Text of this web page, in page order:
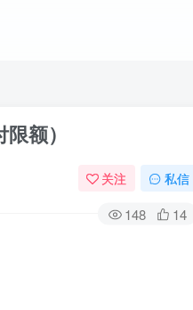
额）
关注 私信
148 14